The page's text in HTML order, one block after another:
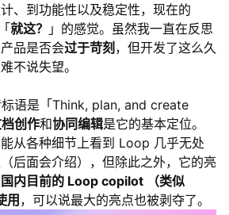
、到功能性以及稳定性，现在的
就这？ 」的感觉。虽然我一直在反思
品是否会过于苛刻 ，但开发了这么久
不说失望。
语是「Think, plan, and create
创作和协同编辑是它的基本定位。
从各种细节上看到 Loop 几乎无处
后面会介绍），但除此之外，它的亮
国内目前的 Loop copilot （类似
用，可以说最大的亮点也被剥夺了。